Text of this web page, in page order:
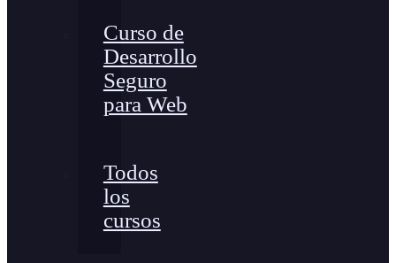
Curso de
Desarrollo
Seguro
para Web
Todos
los
cursos